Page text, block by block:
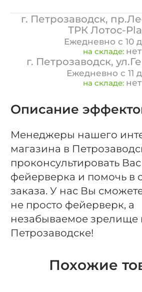
г. Петрозаводск,
ТРК Лотос-
Ежедневно с 10
на складе: нет
г. Петрозаводск,
Ежедневно с 11
на складе: нет
Описание
Менеджеры нашего
магазина в
проконсультировать
фейерверка и помочь в
заказа. У нас Вы
не просто фейерверк, а
незабываемое зрелище
Петрозаводске!
Похожие